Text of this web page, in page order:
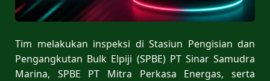
Tim melakukan inspeksi di Stasiun Pengisian dan
Pengangkutan Bulk Elpiji (SPBE) PT Sinar Samudra
Marina, SPBE PT Mitra Perkasa Energas, serta